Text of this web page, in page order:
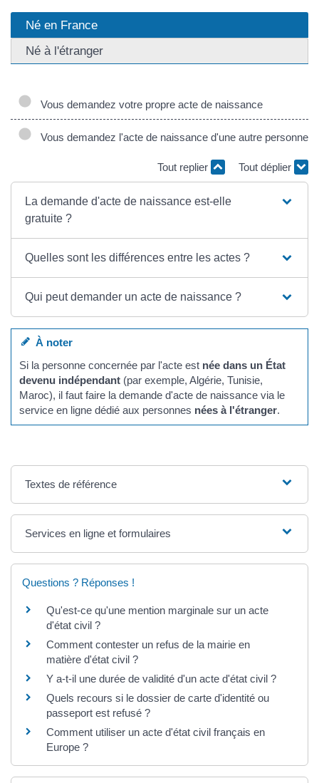
Né en France
Né à l'étranger
Vous demandez votre propre acte de naissance
Vous demandez l'acte de naissance d'une autre personne
Tout replier Tout déplier
La demande d'acte de naissance est-elle
gratuite ?
Quelles sont les différences entre les actes ?
Qui peut demander un acte de naissance ?
À noter
Si la personne concernée par l'acte est née dans un État
devenu indépendant (par exemple, Algérie, Tunisie,
Maroc), il faut faire la demande d'acte de naissance via le
service en ligne dédié aux personnes nées à l'étranger.
Textes de référence
Services en ligne et formulaires
Questions ? Réponses !
Qu'est-ce qu'une mention marginale sur un acte
d'état civil ?
Comment contester un refus de la mairie en
matière d'état civil ?
Y a-t-il une durée de validité d'un acte d'état civil ?
Quels recours si le dossier de carte d'identité ou
passeport est refusé ?
Comment utiliser un acte d'état civil français en
Europe ?